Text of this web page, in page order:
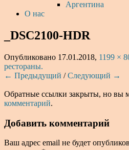
Аргентина
О нас
_DSC2100-HDR
Опубликовано 17.01.2018, 1199 ×
рестораны.
← Предыдущий /Следующий →
Обратные ссылки закрыты, но вы
комментарий.
Добавить комментарий
Ваш адрес email не будет